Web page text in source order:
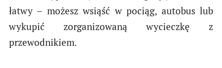
łatwy – możesz wsiąść w pociąg, autobus lub
wykupić zorganizowaną wycieczkę z
przewodnikiem.